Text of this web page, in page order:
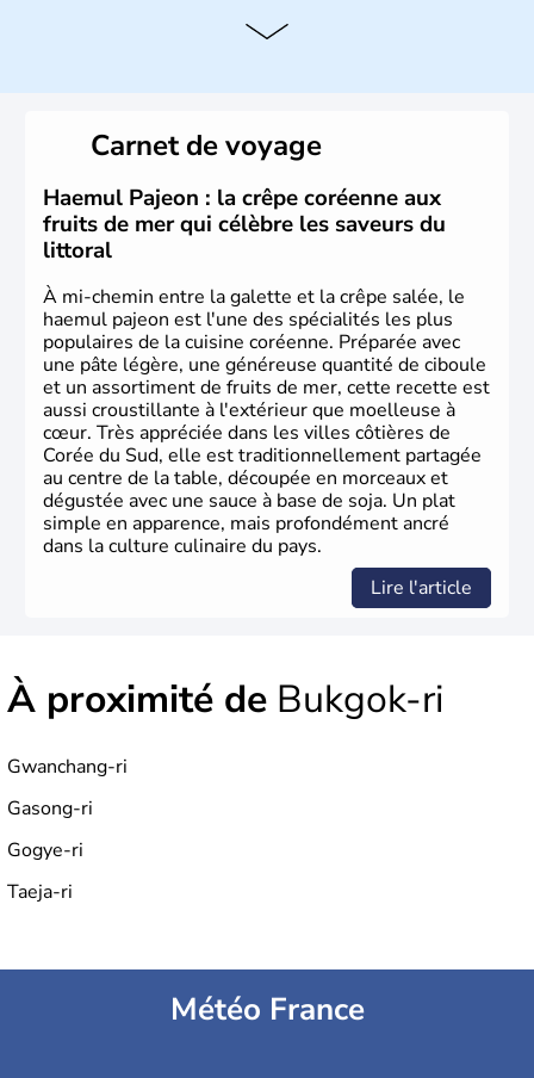
Histoire et administration
christianisme et le bouddhisme en sont les deux
principales religions. Ce pays partage sa culture avec la
Corée du Nord. Les Jeux Olympiques s’y sont déroulés en
1988, de même que la Coupe du Monde de football en
2002, en collaboration avec le Japon.
Carnet de voyage
Haemul Pajeon : la crêpe coréenne aux
fruits de mer qui célèbre les saveurs du
littoral
À mi-chemin entre la galette et la crêpe salée, le
haemul pajeon est l'une des spécialités les plus
populaires de la cuisine coréenne. Préparée avec
une pâte légère, une généreuse quantité de ciboule
et un assortiment de fruits de mer, cette recette est
aussi croustillante à l'extérieur que moelleuse à
cœur. Très appréciée dans les villes côtières de
Corée du Sud, elle est traditionnellement partagée
au centre de la table, découpée en morceaux et
dégustée avec une sauce à base de soja. Un plat
simple en apparence, mais profondément ancré
dans la culture culinaire du pays.
Lire l'article
À proximité de Bukgok-ri
Gwanchang-ri
Gasong-ri
Gogye-ri
Taeja-ri
Météo France